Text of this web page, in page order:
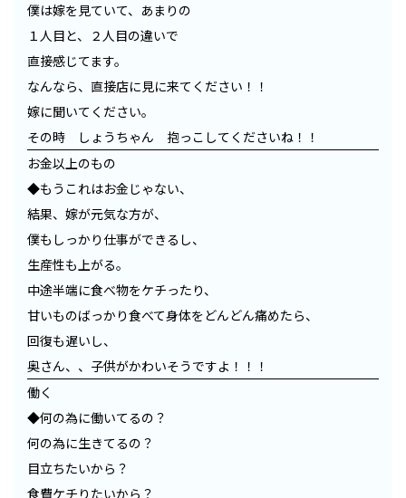
僕は嫁を見ていて、あまりの
１人目と、２人目の違いで
直接感じてます。
なんなら、直接店に見に来てください！！
嫁に聞いてください。
その時 しょうちゃん 抱っこしてくださいね！！
お金以上のもの
◆もうこれはお金じゃない、
結果、嫁が元気な方が、
僕もしっかり仕事ができるし、
生産性も上がる。
中途半端に食べ物をケチったり、
甘いものばっかり食べて身体をどんどん痛めたら、
回復も遅いし、
奥さん、、子供がかわいそうですよ！！！
働く
◆何の為に働いてるの？
何の為に生きてるの？
目立ちたいから？
食費ケチりたいから？